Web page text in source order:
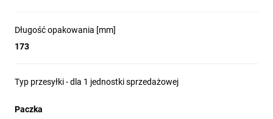
Długość opakowania [mm]
173
Typ przesyłki - dla 1 jednostki sprzedażowej
Paczka